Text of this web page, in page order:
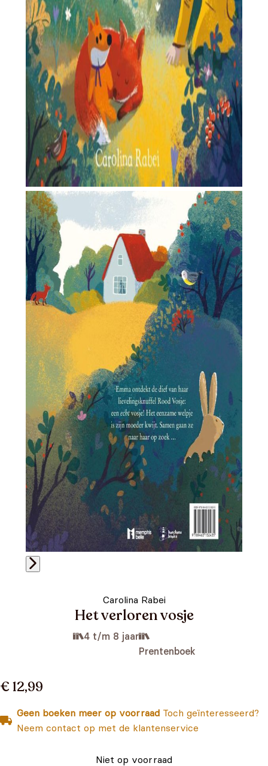
Carolina Rabei
Het verloren vosje
4 t/m 8 jaar
Prentenboek
€ 12,99
Geen boeken meer op voorraad Toch geïnteresseerd?
Neem contact op met de klantenservice
Niet op voorraad